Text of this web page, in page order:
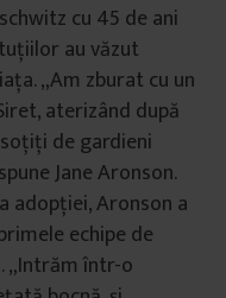
cu 45 de ani
au văzut
„Am zburat cu un
aterizând după
de gardieni
Jane Aronson.
adopției, Aronson a
echipe de
„Intrăm într-o